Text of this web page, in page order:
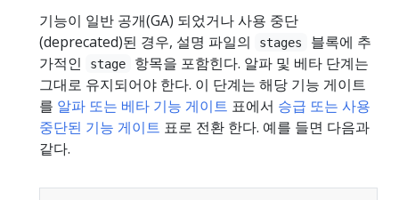
기능이 일반 공개(GA) 되었거나 사용 중단
(deprecated)된 경우, 설명 파일의
stages
블록에 추
가적인
stage
항목을 포함힌다. 알파 및 베타 단계는
그대로 유지되어야 한다. 이 단계는 해당 기능 게이트
를 알파 또는 베타 기능 게이트 표에서 승급 또는 사용
중단된 기능 게이트 표로 전환 한다. 예를 들면 다음과
같다.